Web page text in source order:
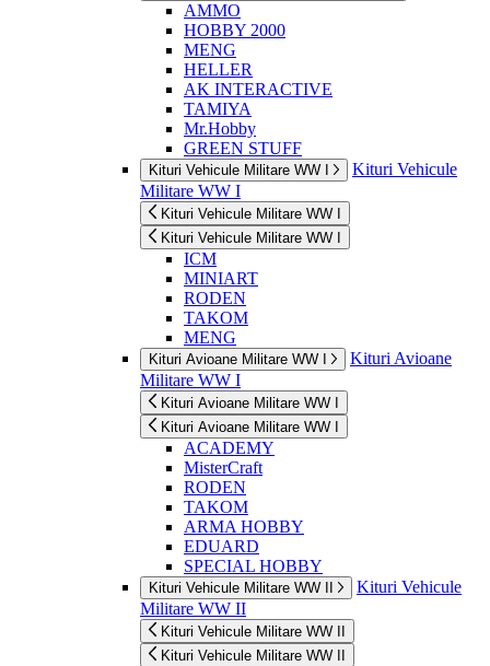
AMMO
HOBBY 2000
MENG
HELLER
AK INTERACTIVE
TAMIYA
Mr.Hobby
GREEN STUFF
Kituri Vehicule Militare WW I
Kituri Vehicule
Militare WW I
Kituri Vehicule Militare WW I
Kituri Vehicule Militare WW I
ICM
MINIART
RODEN
TAKOM
MENG
Kituri Avioane Militare WW I
Kituri Avioane
Militare WW I
Kituri Avioane Militare WW I
Kituri Avioane Militare WW I
ACADEMY
MisterCraft
RODEN
TAKOM
ARMA HOBBY
EDUARD
SPECIAL HOBBY
Kituri Vehicule Militare WW II
Kituri Vehicule
Militare WW II
Kituri Vehicule Militare WW II
Kituri Vehicule Militare WW II